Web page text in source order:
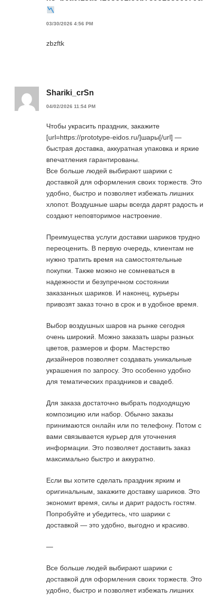
03/30/2026 4:56 PM
zbzftk
Shariki_crSn
04/02/2026 11:54 PM
Чтобы украсить праздник, закажите
[url=https://prototype-eidos.ru/]шары[/url] —
быстрая доставка, аккуратная упаковка и яркие
впечатления гарантированы.
Все больше людей выбирают шарики с
доставкой для оформления своих торжеств. Это
удобно, быстро и позволяет избежать лишних
хлопот. Воздушные шары всегда дарят радость и
создают неповторимое настроение.
Преимущества услуги доставки шариков трудно
переоценить. В первую очередь, клиентам не
нужно тратить время на самостоятельные
покупки. Также можно не сомневаться в
надежности и безупречном состоянии
заказанных шариков. И наконец, курьеры
привозят заказ точно в срок и в удобное время.
Выбор воздушных шаров на рынке сегодня
очень широкий. Можно заказать шары разных
цветов, размеров и форм. Мастерство
дизайнеров позволяет создавать уникальные
украшения по запросу. Это особенно удобно
для тематических праздников и свадеб.
Для заказа достаточно выбрать подходящую
композицию или набор. Обычно заказы
принимаются онлайн или по телефону. Потом с
вами связывается курьер для уточнения
информации. Это позволяет доставить заказ
максимально быстро и аккуратно.
Если вы хотите сделать праздник ярким и
оригинальным, закажите доставку шариков. Это
экономит время, силы и дарит радость гостям.
Попробуйте и убедитесь, что шарики с
доставкой — это удобно, выгодно и красиво.
—
Все больше людей выбирают шарики с
доставкой для оформления своих торжеств. Это
удобно, быстро и позволяет избежать лишних